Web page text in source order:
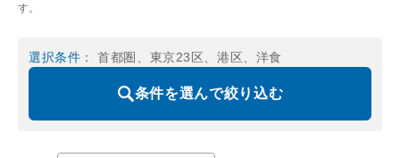
す。
選択条件 ： 首都圏、東京23区、港区、洋食
条件を選んで絞り込む